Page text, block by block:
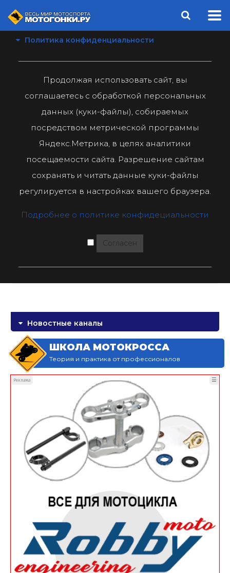
Политика конфиденциальности
Продолжая использовать сайт, вы
соглашаетесь с обработкой персональных
данных (куки-файлы), собираемых
посредством метрической программы
Яндекс.Метрика, в целях аналитики
посещаемости сайта. Разрешение сайтам
сохранять и читать данные куки-файлы
регулируется в настройках вашего браузера.
Подробнее о политике конфидециальности
Согласен
Новостные каналы
ШКОЛА МОТОКРОССА
Теория и практика от профессионалов
Реклама ☰